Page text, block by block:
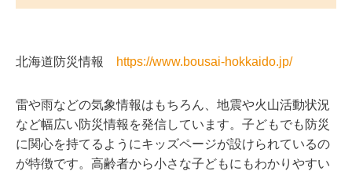
北海道防災情報 https://www.bousai-hokkaido.jp/
雷や雨などの気象情報はもちろん、地震や火山活動状況
など幅広い防災情報を発信しています。子どもでも防災
に関心を持てるようにキッズページが設けられているの
が特徴です。高齢者から小さな子どもにもわかりやすい